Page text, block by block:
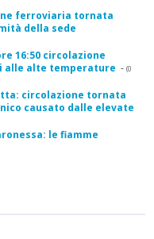
ferroviaria tornata
della sede
16:50 circolazione
alle alte temperature - (0
circolazione tornata
causato dalle elevate
le fiamme